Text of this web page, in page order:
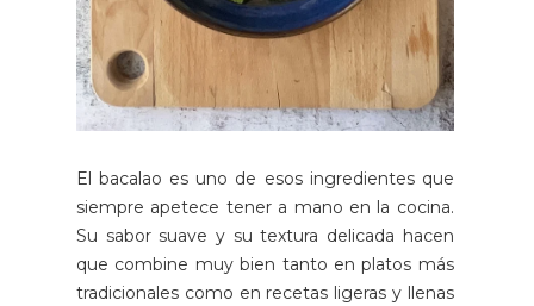
El bacalao es uno de esos ingredientes que
siempre apetece tener a mano en la cocina.
Su sabor suave y su textura delicada hacen
que combine muy bien tanto en platos más
tradicionales como en recetas ligeras y llenas